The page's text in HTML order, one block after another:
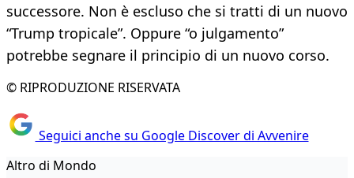
successore. Non è escluso che si tratti di un nuovo
“Trump tropicale”. Oppure “o julgamento”
potrebbe segnare il principio di un nuovo corso.
© RIPRODUZIONE RISERVATA
Seguici anche su Google Discover di Avvenire
Altro di Mondo